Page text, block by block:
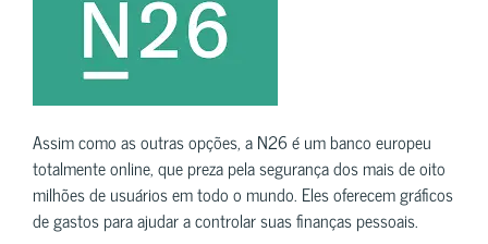
Assim como as outras opções, a N26 é um banco europeu
totalmente online, que preza pela segurança dos mais de oito
milhões de usuários em todo o mundo. Eles oferecem gráficos
de gastos para ajudar a controlar suas finanças pessoais.